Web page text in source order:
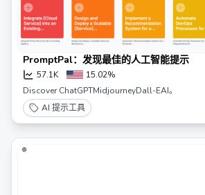
PromptPal：发现最佳的人工智能提示
57.1K 15.02%
Discover ChatGPTMidjourneyDall-EAI。
AI 提示工具